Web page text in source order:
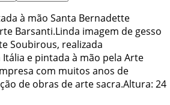
à mão Santa Bernadette
Barsanti.Linda imagem de gesso
Soubirous, realizada
e pintada à mão pela Arte
com muitos anos de
de obras de arte sacra.Altura: 24